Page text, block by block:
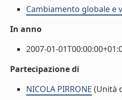
Cambiamento globale e
In anno
2007-01-
Partecipazione di
NICOLA PIRRONE (Unità